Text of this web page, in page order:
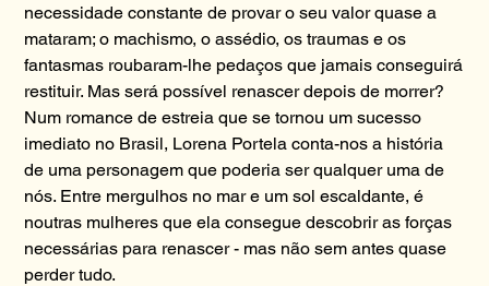
necessidade constante de provar o seu valor quase a
mataram; o machismo, o assédio, os traumas e os
fantasmas roubaram-lhe pedaços que jamais conseguirá
restituir. Mas será possível renascer depois de morrer?
Num romance de estreia que se tornou um sucesso
imediato no Brasil, Lorena Portela conta-nos a história
de uma personagem que poderia ser qualquer uma de
nós. Entre mergulhos no mar e um sol escaldante, é
noutras mulheres que ela consegue descobrir as forças
necessárias para renascer - mas não sem antes quase
perder tudo.